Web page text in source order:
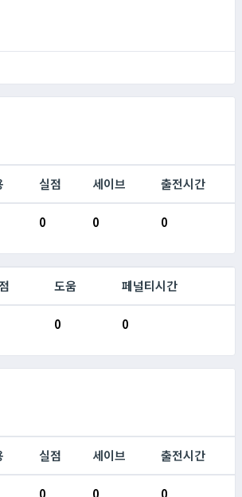
실점 세이브 출전시간
0 0 0
도움 페널티시간
0 0
실점 세이브 출전시간
0 0 0